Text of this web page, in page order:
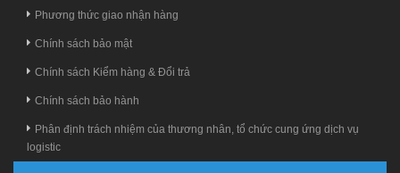
Phương thức giao nhận hàng
Chính sách bảo mật
Chính sách Kiểm hàng & Đổi trả
Chính sách bảo hành
Phân định trách nhiệm của thương nhân, tổ chức cung ứng dịch vụ
logistic